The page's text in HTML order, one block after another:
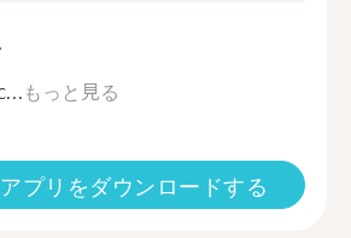
もっと見る
アプリをダウンロードする